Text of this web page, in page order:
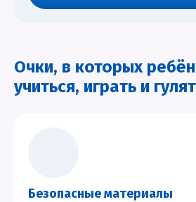
Очки, в которых
учиться, играть и
Безопасные материалы